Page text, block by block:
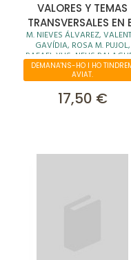
VALORES Y TEMAS
TRANSVERSALES EN
CURRÍCULUM
M. NIEVES ÁLVAREZ,
GAVÍDIA, ROSA M. PUJOL,
RAFAEL YUS, NEUS
RICARD CAROL, ESTEBAN
DEMANA'NS-HO I HO
AVIAT.
17,50 €